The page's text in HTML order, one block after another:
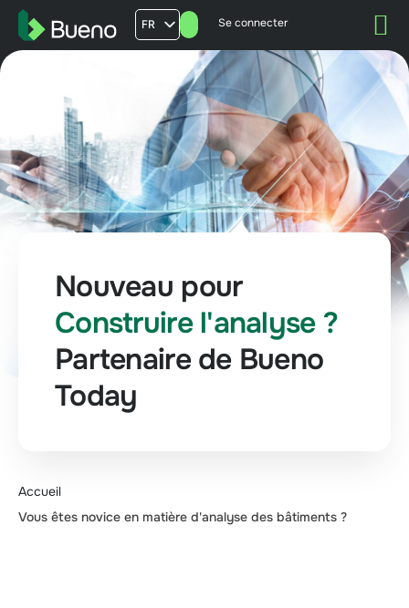
FR
AU
Se connecter
Nouveau pour
Construire l'analyse ?
Partenaire de Bueno
Today
Accueil
Vous êtes novice en matière d'analyse des bâtiments ?